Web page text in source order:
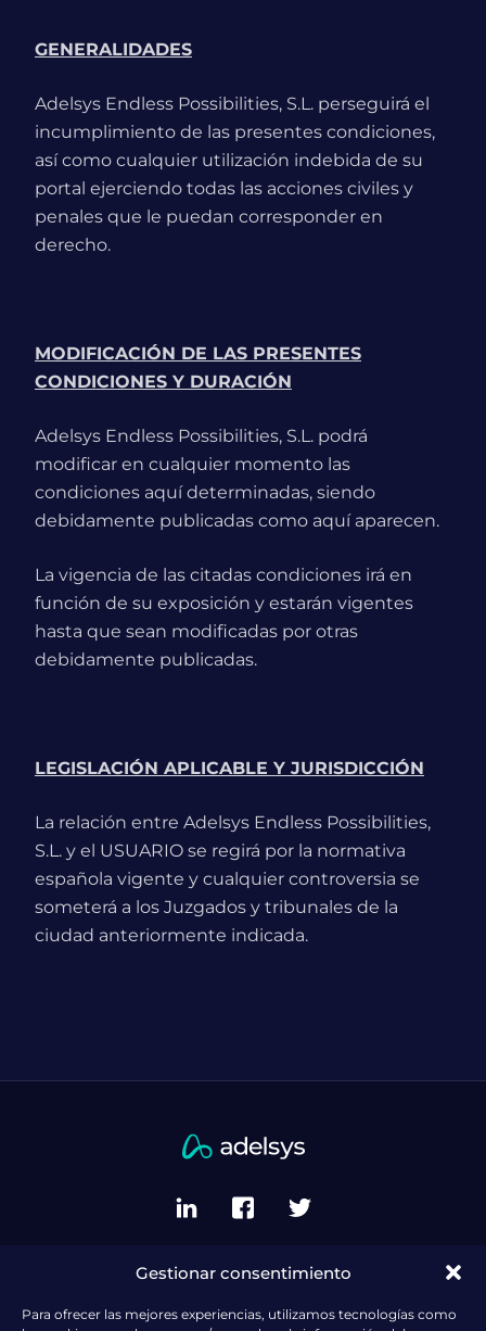
Gestionar consentimiento
Para ofrecer las mejores experiencias, utilizamos tecnologías como
GENERALIDADES
Adelsys Endless Possibilities, S.L. perseguirá el
incumplimiento de las presentes condiciones,
así como cualquier utilización indebida de su
portal ejerciendo todas las acciones civiles y
penales que le puedan corresponder en
derecho.
MODIFICACIÓN DE LAS PRESENTES
CONDICIONES Y DURACIÓN
Adelsys Endless Possibilities, S.L. podrá
modificar en cualquier momento las
condiciones aquí determinadas, siendo
debidamente publicadas como aquí aparecen.
La vigencia de las citadas condiciones irá en
función de su exposición y estarán vigentes
hasta que sean modificadas por otras
debidamente publicadas.
LEGISLACIÓN APLICABLE Y JURISDICCIÓN
La relación entre Adelsys Endless Possibilities,
S.L. y el USUARIO se regirá por la normativa
española vigente y cualquier controversia se
someterá a los Juzgados y tribunales de la
ciudad anteriormente indicada.
Política de privacidad del sitio
Política de cookies (UE)